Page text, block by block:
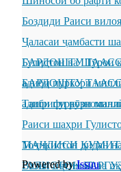
Боздиди Раиси
Ҷаласаи ҷамбасти
Гулистон ва Шӯрои
БАРДОШТУ
адиби пуркори
БАРДОШТУ
адиби пуркори
Ташрифи
Раиси шаҳри
Тоҷикистон дидан
МАҶЛИСИ
ГУЛИСТОН
Вазъи иҷтимоӣ ва
Powered byIssuu